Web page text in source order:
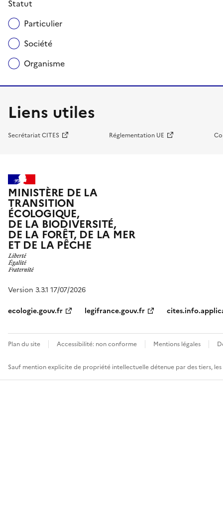
Statut
Particulier
Société
Organisme
Liens utiles
Secrétariat CITES Réglementation UE
MINISTÈRE DE LA
TRANSITION
ÉCOLOGIQUE,
DE LA BIODIVERSITÉ,
DE LA FORÊT, DE LA MER
ET DE LA PÊCHE
Version 3.3.1 17/07/2026
ecologie.gouv.fr
legifrance.gouv.fr
Plan du site Accessibilité: non conforme Mentions légales
Sauf mention explicite de propriété intellectuelle détenue par des tiers,